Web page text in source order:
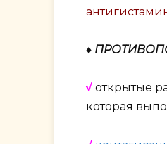
♦
√ открытые
которая